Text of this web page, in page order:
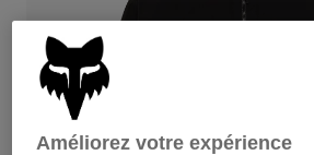
Pants
Goggles
Shorts
Pants
Shorts
Swim
Tout acheter
Améliorez votre expérience